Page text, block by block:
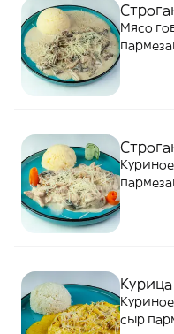
Мясо
сыр